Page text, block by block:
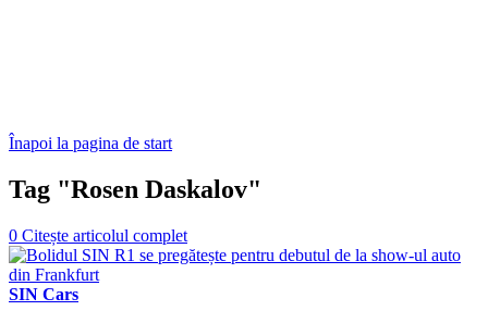
Înapoi la pagina de start
Tag "Rosen Daskalov"
0 Citește articolul complet
SIN Cars